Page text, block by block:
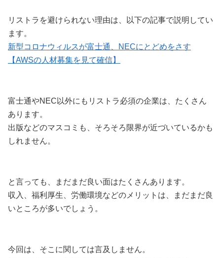
リストラを避けられない理由は、以下の記事で説明してい
ます。
新型コロナウィルスが富士通、NECにとどめをさす
【AWSの人材募集を見て確信】
富士通やNEC以外にもリストラ必須の企業は、たくさん
あります。
出版などのマスコミも、そろそろ限界が近づいているかも
しれません。
と言っても、まだまだ良い面はたくさんあります。
収入、福利厚生、労働環境などのメリットは、まだまだ良
いところが多いでしょう。
今回は、そこに関しては言及しません。